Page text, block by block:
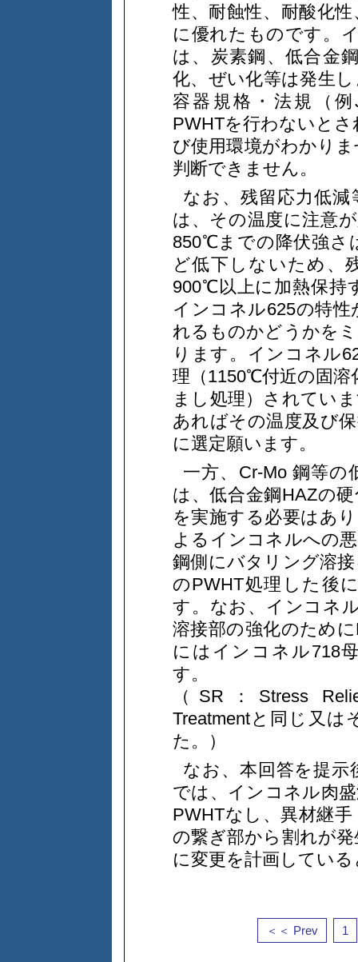
性、耐蝕性、耐酸化
に優れたものです。
は、炭素鋼、低合金
化、ぜい化等は発生
容器規格・法規（
PWHTを行わないと
び使用環境がわかり
判断できません。
なお、残留応力低
は、その温度に注意
850℃までの降伏強さ
ど低下しないため、
900℃以上に加熱保持
インコネル625の特
れるものかどうかを
ります。インコネル
理（1150℃付近の固
まし処理）されてい
あればその温度及び
に選定願います。
一方、Cr-Mo 鋼等
は、低合金鋼HAZの
を実施する必要はあ
よるインコネルへの
鋼側にバタリング溶
のPWHT処理した後
す。なお、インコネ
溶接部の強化のため
にはインコネル718
す。
（SR：Stress
Treatmentと同じ又は
た。）
なお、本回答を提
では、インコネル肉
PWHTなし、異材継
の繋ぎ部から割れが
に変更を計画してい
＜＜ Prev 1